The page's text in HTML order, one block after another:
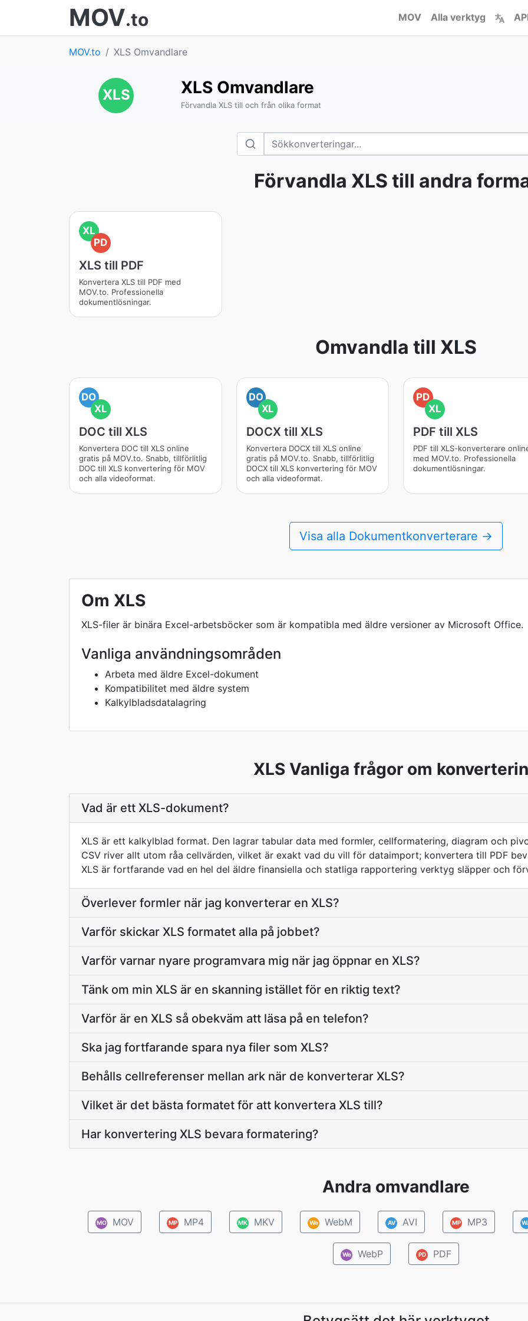
MOV.to MOV Alla verktyg
MOV.to XLS Omvandlare
XLS XLS Omvandlare
Förvandla XLS till och från olika format
Förvandla XLS till andra
XL
PD
XLS till PDF
Konvertera XLS till PDF med
MOV.to. Professionella
dokumentlösningar.
Omvandla till XLS
DO
XL
DOC till XLS
Konvertera DOC till XLS online
gratis på MOV.to. Snabb, tillförlitlig
DOC till XLS konvertering för MOV
och alla videoformat.
DO
XL
DOCX till XLS
Konvertera DOCX till XLS online
gratis på MOV.to. Snabb, tillförlitlig
DOCX till XLS konvertering för MOV
och alla videoformat.
PD
XL
PDF till XLS
PDF till XLS-konverterare
med MOV.to. Professionella
dokumentlösningar.
Visa alla Dokumentkonverterare →
Om XLS
XLS-filer är binära Excel-arbetsböcker som är kompatibla med äldre versioner av Microsoft Office.
Vanliga användningsområden
Arbeta med äldre Excel-dokument
Kompatibilitet med äldre system
Kalkylbladsdatalagring
XLS Vanliga frågor om
Vad är ett XLS-dokument?
XLS är ett kalkylblad format. Den lagrar tabular data med formler, cellformatering, diagram och
CSV river allt utom råa cellvärden, vilket är exakt vad du vill för dataimport; konvertera till PDF
XLS är fortfarande vad en hel del äldre finansiella och statliga rapportering verktyg släpper och
Överlever formler när jag konverterar en XLS?
Varför skickar XLS formatet alla på jobbet?
Varför varnar nyare programvara mig när jag öppnar en XLS?
Tänk om min XLS är en skanning istället för en riktig text?
Varför är en XLS så obekväm att läsa på en telefon?
Ska jag fortfarande spara nya filer som XLS?
Behålls cellreferenser mellan ark när de konverterar XLS?
Vilket är det bästa formatet för att konvertera XLS till?
Har konvertering XLS bevara formatering?
Andra omvandlare
MO MOV MP MP4 MK MKV We WebM AV AVI MP MP3
We WebP PD PDF